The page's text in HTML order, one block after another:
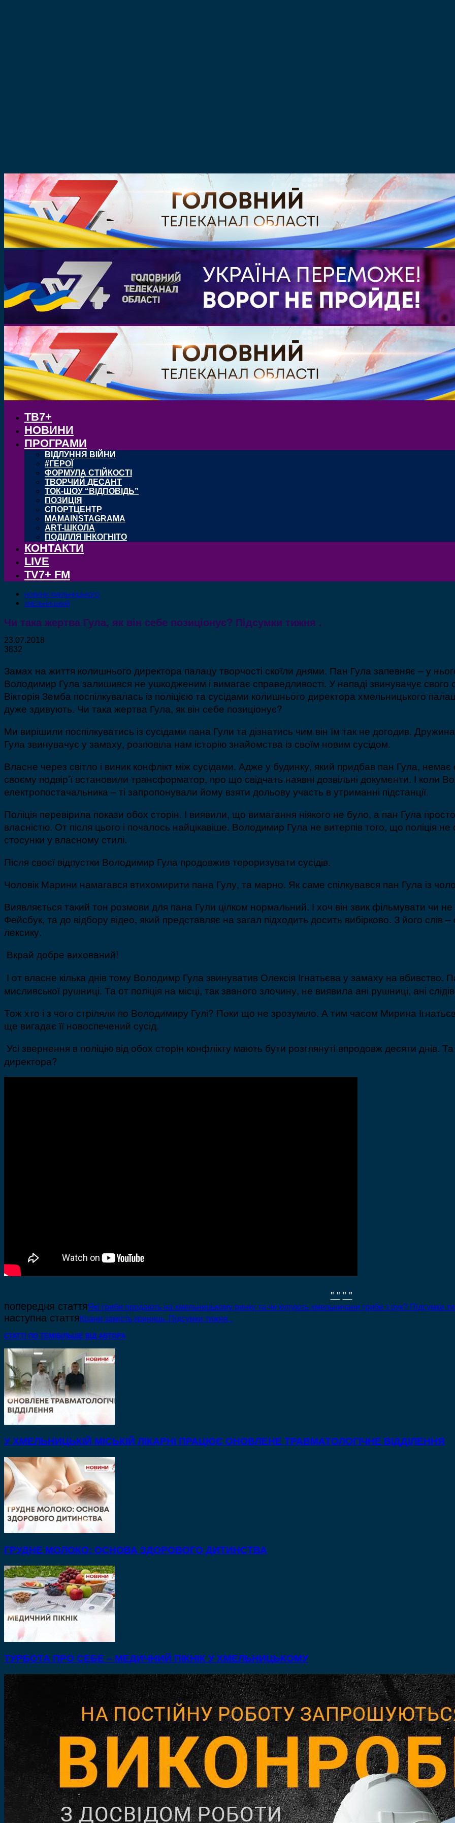
ТВ7+
НОВИНИ
ПРОГРАМИ
ВІДЛУННЯ ВІЙНИ
#ГЕРОЇ
ФОРМУЛА СТІЙКОСТІ
ТВОРЧИЙ ДЕСАНТ
ТОК-ШОУ “ВІДПОВІДЬ”
ПОЗИЦІЯ
СПОРТЦЕНТР
MAMAINSTAGRAMA
ART-ШКОЛА
ПОДІЛЛЯ ІНКОГНІТО
КОНТАКТИ
LIVE
TV7+ FM
НОВИНИ ХМЕЛЬНИЦЬКОГО
ХМЕЛЬНИЦЬКИЙ
Чи така жертва Гула, як він себе позиціонує? Підсумки тижня .
23.07.2018
3832
Замах на життя колишнього директора палацу творчості скоїли днями. Пан Гула запевняє – у
Володимир Гула залишився не ушкодженим і вимагає справедливості. У нападі звинувачує
Вікторія Земба поспілкувалась із поліцією та сусідами колишнього директора хмельницького
дуже здивують. Чи така жертва Гула, як він себе позиціонує?
Ми вирішили поспілкуватись із сусідами пана Гули та дізнатись чим він їм так не догодив.
Гула звинувачує у замаху, розповіла нам історію знайомства із своїм новим сусідом.
Власне через світло і виник конфлікт між сусідами. Адже у будинку, який придбав пан Гула, немає
своєму подвір’ї встановили трансформатор, про що свідчать наявні дозвільні документи. І коли
електропостачальника – ті запропонували йому взяти дольову участь в утриманні підстанції.
Поліція перевірила покази обох сторін. І виявили, що вимагання ніякого не було, а пан Гула
власністю. От після цього і почалось найцікавіше. Володимир Гула не витерпів того, що поліція
стосунки у власному стилі.
Після своєї відпустки Володимир Гула продовжив тероризувати сусідів.
Чоловік Марини намагався втихомирити пана Гулу, та марно. Як саме спілкувався пан Гула із
Виявляється такий тон розмови для пана Гули цілком нормальний. І хоч він звик фільмувати чи
Фейсбук, та до відбору відео, який представляє на загал підходить досить вибірково. З його
лексику.
Вкрай добре вихований!
І от власне кілька днів тому Володимр Гула звинуватив Олексія Ігнатьєва у замаху на вбивство.
мисливської рушниці. Та от поліція на місці, так званого злочину, не виявила ані рушниці, ані слідів
Тож хто і з чого стріляли по Володимиру Гулі? Поки що не зрозуміло. А тим часом Мирина
ще вигадає її новоспечений сусід.
Усі звернення в поліцію від обох сторін конфлікту мають бути розглянуті впродовж десяти днів.
директора?
" " " "
попередня статтяЯкі гриби продають на хмельницькому ринку та чи купують хмельничани гриби з рук? Підсумки
наступна статтяКрани замість криниць. Підсумки тижня .
СТАТТІ ПО ТЕМІ БІЛЬШЕ ВІД АВТОРА
У ХМЕЛЬНИЦЬКІЙ МІСЬКІЙ ЛІКАРНІ ПРАЦЮЄ ОНОВЛЕНЕ ТРАВМАТОЛОГІЧНЕ ВІДДІЛЕННЯ
ГРУДНЕ МОЛОКО: ОСНОВА ЗДОРОВОГО ДИТИНСТВА
ТУРБОТА ПРО СЕБЕ – МЕДИЧНИЙ ПІКНІК У ХМЕЛЬНИЦЬКОМУ